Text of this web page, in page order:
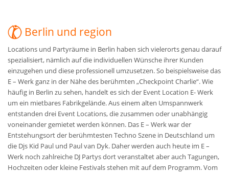
Berlin und region
Locations und Partyräume in Berlin haben sich vielerorts genau darauf
spezialisiert, nämlich auf die individuellen Wünsche ihrer Kunden
einzugehen und diese professionell umzusetzen. So beispielsweise das
E – Werk ganz in der Nähe des berühmten „Checkpoint Charlie“. Wie
häufig in Berlin zu sehen, handelt es sich der Event Location E- Werk
um ein mietbares Fabrikgelände. Aus einem alten Umspannwerk
entstanden drei Event Locations, die zusammen oder unabhängig
voneinander gemietet werden können. Das E – Werk war der
Entstehungsort der berühmtesten Techno Szene in Deutschland um
die Djs Kid Paul und Paul van Dyk. Daher werden auch heute im E –
Werk noch zahlreiche DJ Partys dort veranstaltet aber auch Tagungen,
Hochzeiten oder kleine Festivals stehen mit auf dem Programm. Vom